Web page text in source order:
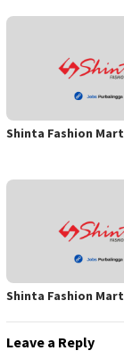
Shinta Fashion Mart
Shinta Fashion Mart
Leave a Reply